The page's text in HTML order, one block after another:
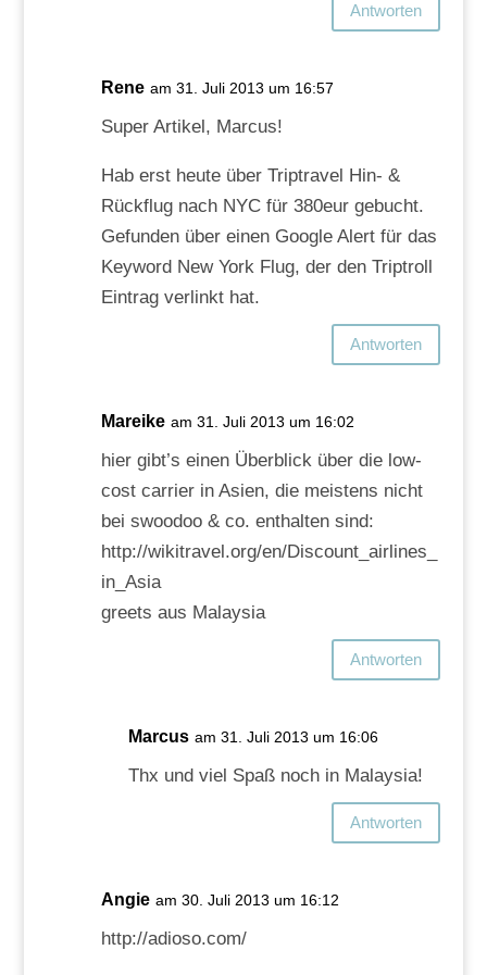
Antworten
Rene am 31. Juli 2013 um 16:57
Super Artikel, Marcus!
Hab erst heute über Triptravel Hin- &
Rückflug nach NYC für 380eur gebucht.
Gefunden über einen Google Alert für das
Keyword New York Flug, der den Triptroll
Eintrag verlinkt hat.
Antworten
Mareike am 31. Juli 2013 um 16:02
hier gibt’s einen Überblick über die low-
cost carrier in Asien, die meistens nicht
bei swoodoo & co. enthalten sind:
http://wikitravel.org/en/Discount_airlines_
in_Asia
greets aus Malaysia
Antworten
Marcus am 31. Juli 2013 um 16:06
Thx und viel Spaß noch in Malaysia!
Antworten
Angie am 30. Juli 2013 um 16:12
http://adioso.com/